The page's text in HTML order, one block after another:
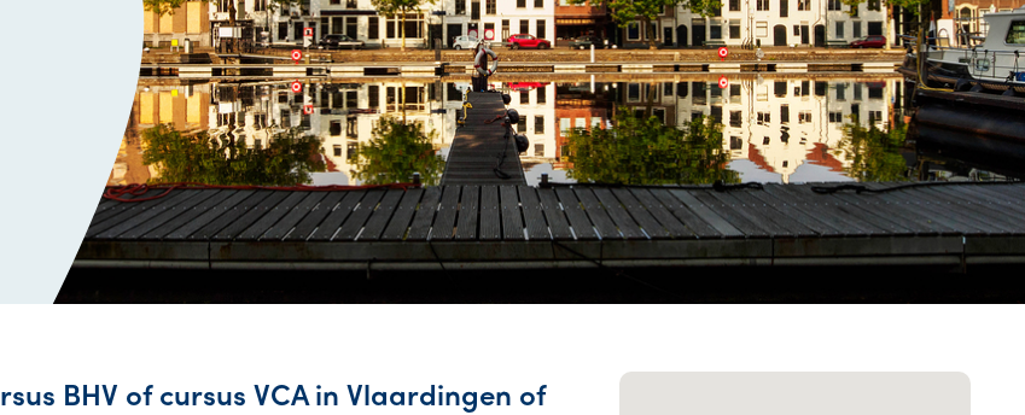
BHV of cursus VCA in Vlaardingen of